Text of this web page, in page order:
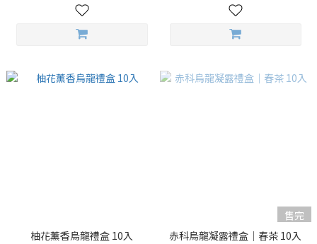
柚花薰香烏龍禮盒 10入
售完
赤科烏龍凝露禮盒｜春茶 10入